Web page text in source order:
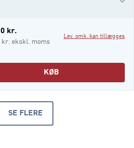
giver et grundigt og inspire
kr.
kr. ekskl. moms
Lev. omk. kan tillægges
KØB
SE FLERE